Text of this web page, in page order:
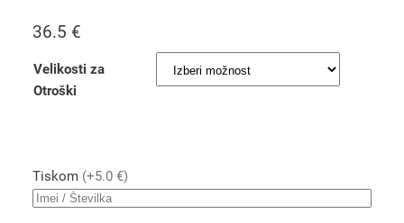
36.5 €
Velikosti za
Otroški
Tiskom (+5.0 €)